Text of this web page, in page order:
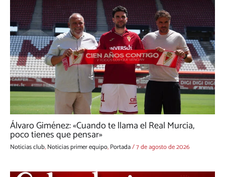
Álvaro Giménez: «Cuando te llama el Real Murcia,
poco tienes que pensar»
Noticias club,Noticias primer equipo,Portada/7 de agosto de 2026